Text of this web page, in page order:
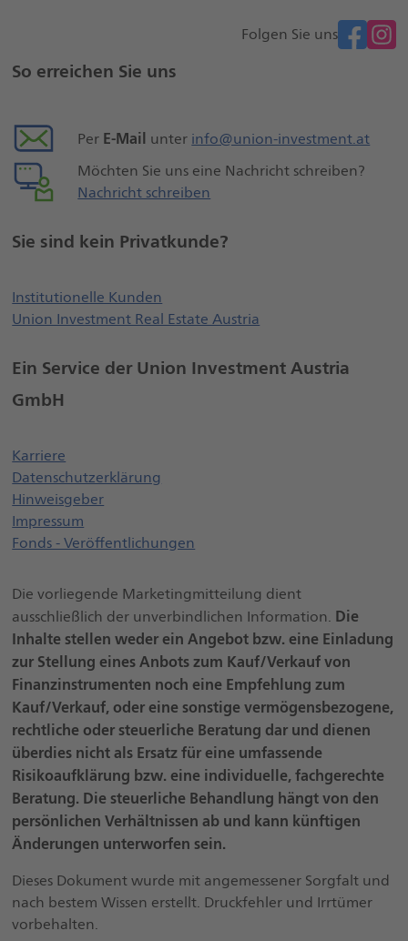
Folgen Sie unsfacebook
So erreichen Sie uns
Per E-Mail unter info@union-investment.at
Möchten Sie uns eine Nachricht schreiben?
Nachricht schreiben
Sie sind kein Privatkunde?
Institutionelle Kunden
Union Investment Real Estate Austria
Ein Service der Union Investment Austria
GmbH
Karriere
Datenschutzerklärung
HinweisgeberÖffnet einen neuen Browser Tab
Impressum
Fonds - Veröffentlichungen
Die vorliegende Marketingmitteilung dient
ausschließlich der unverbindlichen Information. Die
Inhalte stellen weder ein Angebot bzw. eine Einladung
zur Stellung eines Anbots zum Kauf/Verkauf von
Finanzinstrumenten noch eine Empfehlung zum
Kauf/Verkauf, oder eine sonstige vermögensbezogene,
rechtliche oder steuerliche Beratung dar und dienen
überdies nicht als Ersatz für eine umfassende
Risikoaufklärung bzw. eine individuelle, fachgerechte
Beratung. Die steuerliche Behandlung hängt von den
persönlichen Verhältnissen ab und kann künftigen
Änderungen unterworfen sein.
Dieses Dokument wurde mit angemessener Sorgfalt und
nach bestem Wissen erstellt. Druckfehler und Irrtümer
vorbehalten.